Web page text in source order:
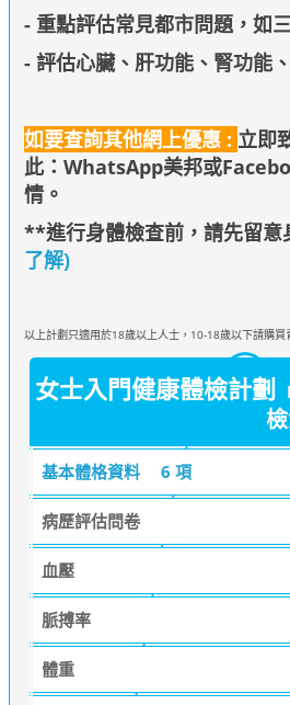
- 重點評估常見都市問題，如
- 評估心臟、肝功能、腎功能
如要查詢其他網上優惠 : 立即
此：WhatsApp美邦或
情。
**進行身體檢查前，請先留意
了解)
以上計劃只適用於18歲以上人士，10-18歲以下請購買
女士入門健康體檢計劃
基本體格資料 6 項
病歷評估問卷
血壓
脈搏率
體重